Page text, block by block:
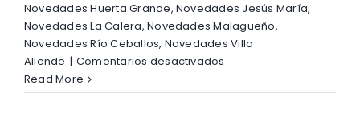
Novedades Huerta Grande,Novedades Jesús María,
Novedades La Calera,Novedades Malagueño,
Novedades Río Ceballos, Novedades Villa
Allende | Comentarios desactivados
del
Read More